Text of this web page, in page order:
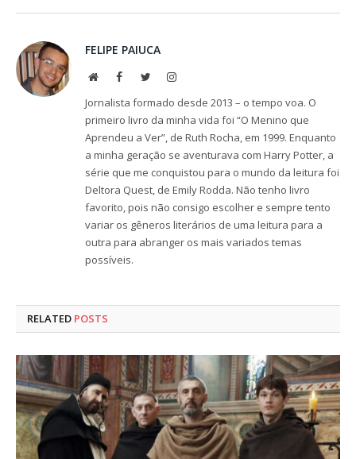
FELIPE PAIUCA
WebsiteFacebookTwitterInstagram
Jornalista formado desde 2013 – o tempo voa. O
primeiro livro da minha vida foi “O Menino que
Aprendeu a Ver”, de Ruth Rocha, em 1999. Enquanto
a minha geração se aventurava com Harry Potter, a
série que me conquistou para o mundo da leitura foi
Deltora Quest, de Emily Rodda. Não tenho livro
favorito, pois não consigo escolher e sempre tento
variar os gêneros literários de uma leitura para a
outra para abranger os mais variados temas
possíveis.
RELATED POSTS